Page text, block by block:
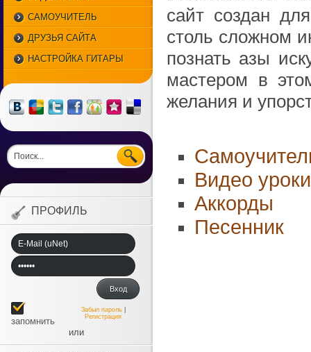
САМОУЧИТЕЛЬ
ДРУЗЬЯ САЙТА
НАСТРОЙКА ГИТАРЫ
ПРОФИЛЬ
Вход
запомнить
Забыл пароль|
Регистрация
или
сайт создан
столь сложном
познать азы
мастером в
желания и
Видео уроки
Аккорды
Песенник